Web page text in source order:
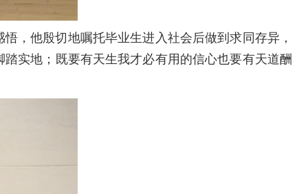
他殷切地嘱托毕业生进入社会后做到求同存异，
实地；既要有天生我才必有用的信心也要有天道酬